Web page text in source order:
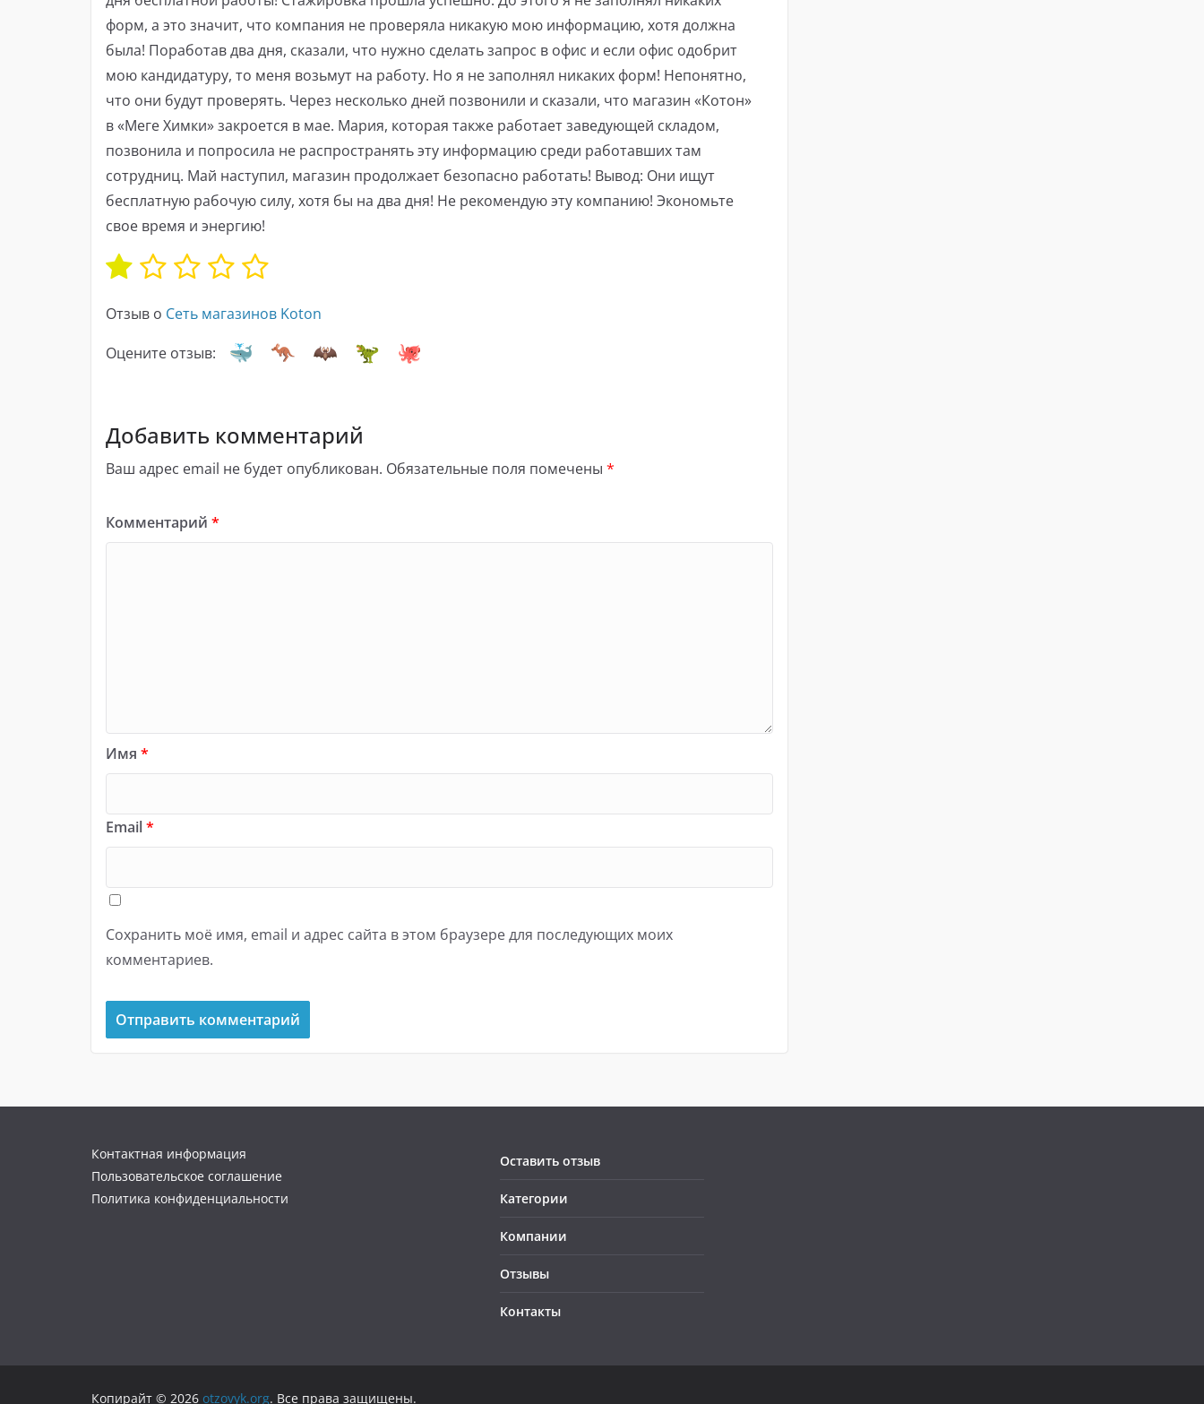
форм, а это значит, что компания не проверяла никакую мою информацию, хотя должна
была! Поработав два дня, сказали, что нужно сделать запрос в офис и если офис одобрит
мою кандидатуру, то меня возьмут на работу. Но я не заполнял никаких форм! Непонятно,
что они будут проверять. Через несколько дней позвонили и сказали, что магазин «Котон»
в «Меге Химки» закроется в мае. Мария, которая также работает заведующей складом,
позвонила и попросила не распространять эту информацию среди работавших там
сотрудниц. Май наступил, магазин продолжает безопасно работать! Вывод: Они ищут
бесплатную рабочую силу, хотя бы на два дня! Не рекомендую эту компанию! Экономьте
свое время и энергию!
Отзыв о Сеть магазинов Koton
Оцените отзыв:
Добавить комментарий
Ваш адрес email не будет опубликован. Обязательные поля помечены *
Комментарий *
Имя *
Email*
Сохранить моё имя, email и адрес сайта в этом браузере для последующих моих
комментариев.
Контактная информация
Пользовательское соглашение
Политика конфиденциальности
Оставить отзыв
Категории
Компании
Отзывы
Контакты
Копирайт © 2026 otzovyk.org. Все права защищены.